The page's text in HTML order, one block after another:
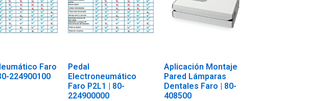
Faro
224900100
Pedal
Electroneumático
Faro P2L1 | 80-
224900000
Aplicación Montaje
Pared Lámparas
Dentales Faro | 80-
408500